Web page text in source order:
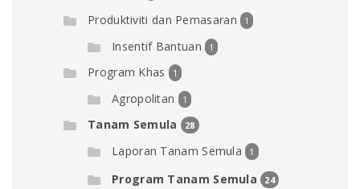
Produktiviti dan Pemasaran 1
Insentif Bantuan 1
Program Khas 1
Agropolitan 1
Tanam Semula 28
Laporan Tanam Semula 1
Program Tanam Semula 24